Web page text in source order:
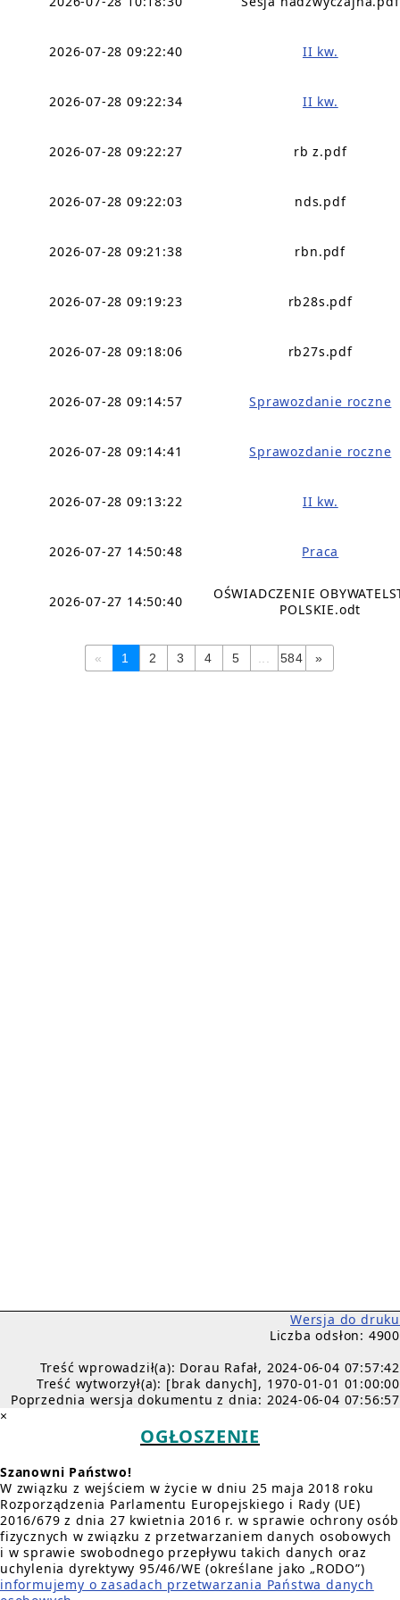
2026-07-28 09:22:40 II kw.
2026-07-28 09:22:34 II kw.
2026-07-28 09:22:27 rb z.pdf
2026-07-28 09:22:03 nds.pdf
2026-07-28 09:21:38 rbn.pdf
2026-07-28 09:19:23 rb28s.pdf
2026-07-28 09:18:06 rb27s.pdf
2026-07-28 09:14:57 Sprawozdanie roczne
2026-07-28 09:14:41 Sprawozdanie roczne
2026-07-28 09:13:22 II kw.
2026-07-27 14:50:48 Praca
2026-07-27 14:50:40
OŚWIADCZENIE
POLSKIE.odt
« 1 2 3 4 5 584 »
Wersja do druku
Liczba odsłon: 4900
Treść wprowadził(a): Dorau Rafał, 2024-06-04 07:57:42
Treść wytworzył(a): [brak danych], 1970-01-01 01:00:00
Poprzednia wersja dokumentu z dnia: 2024-06-04 07:56:57
×
OGŁOSZENIE
Szanowni Państwo!
W związku z wejściem w życie w dniu 25 maja 2018 roku
Rozporządzenia Parlamentu Europejskiego i Rady (UE)
2016/679 z dnia 27 kwietnia 2016 r. w sprawie ochrony osób
fizycznych w związku z przetwarzaniem danych osobowych
i w sprawie swobodnego przepływu takich danych oraz
uchylenia dyrektywy 95/46/WE (określane jako „RODO”)
informujemy o zasadach przetwarzania Państwa danych